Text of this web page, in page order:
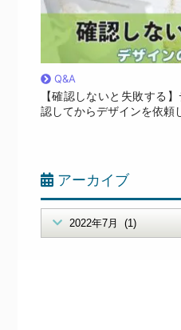
Q&A
【確認しないと失敗する
認してからデザインを依頼
アーカイブ